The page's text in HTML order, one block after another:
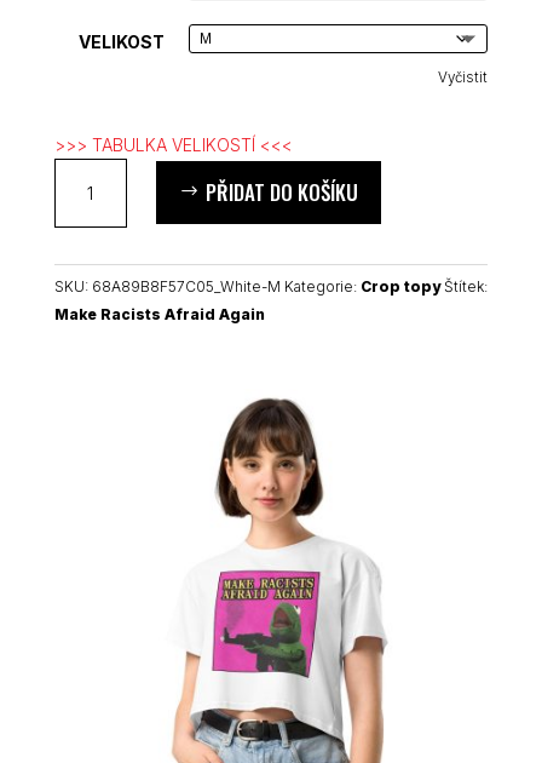
VELIKOST
Vyčistit
>>> TABULKA VELIKOSTÍ <<<
Racists
Afraid
crop
top
PŘIDAT DO KOŠÍKU
SKU: 68A89B8F57C05_White-M Kategorie: Crop topy Štítek:
Make Racists Afraid Again